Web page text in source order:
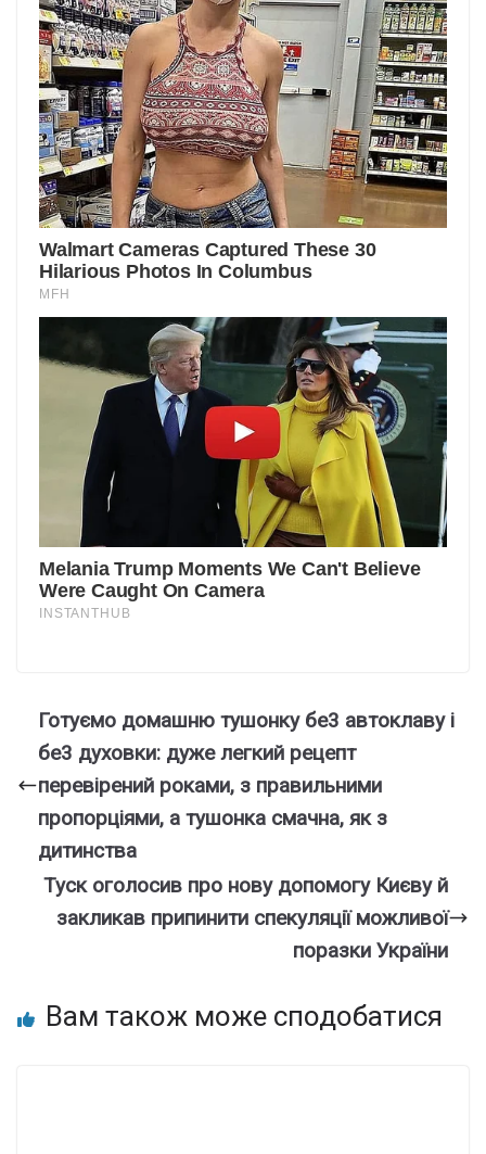
Готуємо домашню тушонку бе3 автоклаву і
бе3 духовки: дуже легкий рецепт
перевірений роками, з правильними
пропорціями, а тушонка смачна, як з
дитинства
Туск оголосив про нову допомогу Києву й
закликав припинити спекуляції можливої
поразки України
Вам також може сподобатися